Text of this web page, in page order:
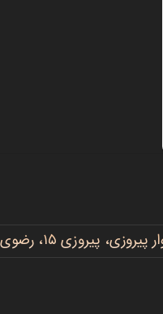
- دهخدا ۱۲، پلاک ۱۴ ──── کدپستی: ۹۱۷۷۷۳۴۴۸۶